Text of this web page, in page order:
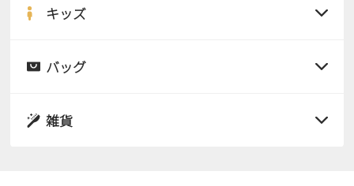
サンダル
スニーカー
サンダル
キッズ
サンダル
バッグ
雑貨